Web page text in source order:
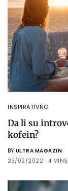
INSPIRATIVNO
Da li su
kofein?
BY ULTRA MAGAZIN
23/02/2022
4